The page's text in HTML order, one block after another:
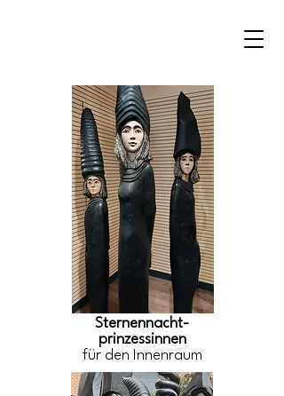
Sternennacht-
prinzessinnen
für den Innenraum